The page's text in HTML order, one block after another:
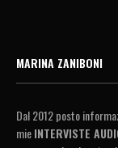
MARINA ZANIBONI
Dal 2012 posto
mieINTERVISTE